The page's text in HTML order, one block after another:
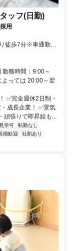
ッフ(日勤)
用
徒歩7分※車通勤
務時間：9:00～
っては 20:00～翌
✅完全週休2日制・
成長企業！ ✅景気
頑張りで即昇給も...
学可
転勤なし
期歓迎
社割あり